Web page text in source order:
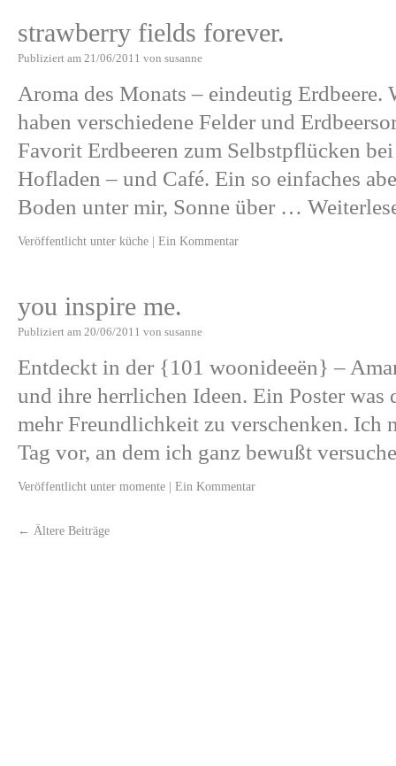
strawberry fields forever.
Publiziert am 21/06/2011 von susanne
Aroma des Monats – eindeutig Erdbeere.
haben verschiedene Felder und
Favorit Erdbeeren zum Selbstpflücken
Hofladen – und Café. Ein so einfaches
Boden unter mir, Sonne über …
Veröffentlicht unter küche | Ein Kommentar
you inspire me.
Publiziert am 20/06/2011 von susanne
Entdeckt in der {101 woonideeën} –
und ihre herrlichen Ideen. Ein Poster was
mehr Freundlichkeit zu verschenken. Ich
Tag vor, an dem ich ganz bewußt
Veröffentlicht unter momente | Ein Kommentar
← Ältere Beiträge